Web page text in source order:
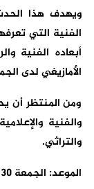
ويهدف هذا
الفنية التي
أبعاده الفنية
الأمازيغي لدى
ومن المنتظر أن
والفنية
والتراثي.
الموعد: الجمعة 30 يناير 2026